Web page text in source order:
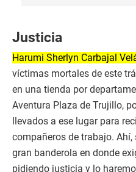
Justicia
Harumi Sherlyn Carbajal
víctimas mortales de este
en una tienda por
Aventura Plaza de Trujillo,
llevados a ese lugar para
compañeros de trabajo.
gran banderola en donde
pidiendo justicia y lo